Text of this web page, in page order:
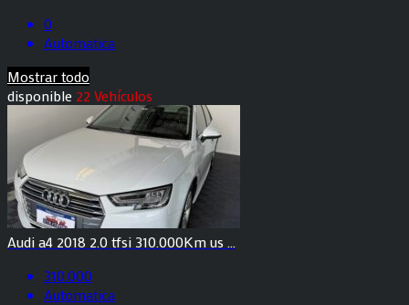
0
Automatica
Mostrar todo
disponible 22 Vehículos
Audi a4 2018 2.0 tfsi 310.000Km us ...
310.000
Automatica